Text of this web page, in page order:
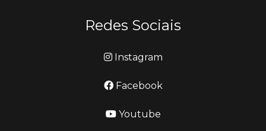
Redes Sociais
Instagram
Facebook
Youtube